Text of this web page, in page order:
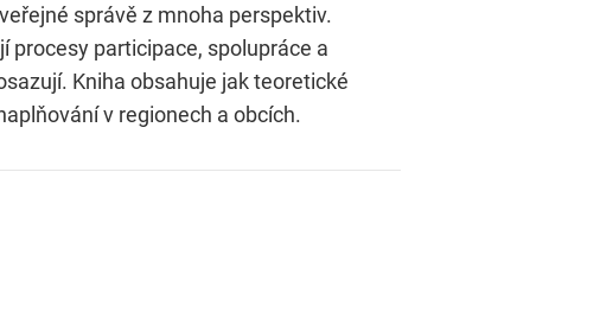
správě z mnoha perspektiv.
procesy participace, spolupráce a
Kniha obsahuje jak teoretické
v regionech a obcích.